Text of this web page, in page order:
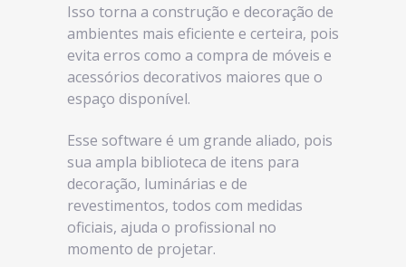
Isso torna a construção e decoração de
ambientes mais eficiente e certeira, pois
evita erros como a compra de móveis e
acessórios decorativos maiores que o
espaço disponível.
Esse software é um grande aliado, pois
sua ampla biblioteca de itens para
decoração, luminárias e de
revestimentos, todos com medidas
oficiais, ajuda o profissional no
momento de projetar.